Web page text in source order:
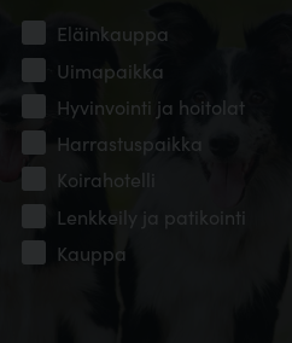
Eläinkauppa
Uimapaikka
Hyvinvointi ja hoitolat
Harrastuspaikka
Koirahotelli
Lenkkeily ja patikointi
Kauppa